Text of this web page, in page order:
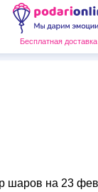
Бесплатная доставка